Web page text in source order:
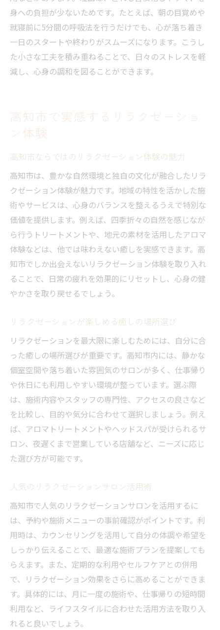
肩こり解消に最適なリラクゼーション法を
紹介
リラクゼーションで肩こりを和らげるコツ
高知市で受けたい肩こり向けリラクゼーシ
ョン
慢性的な肩こりにおすすめのリラクゼーシ
ョン
プライベート空間が生む深いリラクゼーシ
ョン
個室リラクゼーションの選び方とポイント
高知市で人気の個室リラクゼーション体験
静かな個室空間で心身をリセットする方法
女性に支持される個室リラクゼーション活
用法
高知市で自分に合うリラクゼーションを見つけ
高知市で自分に合うリラクゼーションの探
し方
目的別に選ぶリラクゼーション施術のポイ
ント
口コミを活用したリラクゼーションサロン
選び
リラクゼーション体験を最大限に活かすコ
ツ
自分だけのリラクゼーション時間の作り方
身への負担が少ないためです。たとえば、朝の目覚めや
就寝前に5分間の呼吸法を行うだけでも、心が落ち着き
一日のスタートや終わりがスムーズになります。こうし
た小さな工夫を積み重ねることで、日々のストレスを軽
減し、心身の調和を図ることができます。
高知市で実感するリラクゼーショ
ン体験
高知市ならではのリラクゼーション体験の魅力
高知市は、豊かな自然環境と独自の文化が融合したリラ
クゼーション体験が魅力です。地域の特性を活かした施
術やサービスは、心身のバランスを整えるうえで特別な
価値を提供します。例えば、四季折々の自然を感じなが
ら行うトリートメントや、地元の素材を活用したアロマ
体験などは、他では味わえない癒しを実感できます。高
知市でしか出会えないリラクゼーション体験を取り入れ
ることで、日常の疲れを効果的にリセットし、心身の健
やかさを取り戻せるでしょう。
リラクゼーションが楽しめる癒しの場所選び
リラクゼーションを最大限に楽しむためには、自分に合
った癒しの場所選びが重要です。高知市内には、静かな
個室空間や落ち着いた雰囲気のサロンが多く、仕事帰り
や休日にも利用しやすい環境が整っています。選ぶ際
は、施術内容やスタッフの専門性、アクセスの良さなど
を比較し、目的や気分に合わせて選択しましょう。例え
ば、アロマトリートメントやヘッドスパが受けられるサ
ロン、夜遅くまで営業している店舗など、ニーズに応じ
た選び方が可能です。
人気のリラクゼーションサロン活用術
高知市で人気のリラクゼーションサロンを活用するに
は、予約や施術メニューの事前確認がポイントです。利
用時は、カウンセリングを活用して自分の体調や希望を
しっかり伝えることで、最適な施術プランを提案しても
らえます。また、定期的な利用やセルフケアとの併用
で、リラクゼーション効果をさらに高めることができま
す。具体的には、月に一度の施術や、仕事帰りの短時間
利用など、ライフスタイルに合わせた活用方法を取り入
れると良いでしょう。